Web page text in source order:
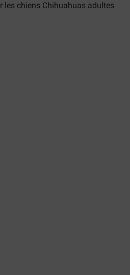
les chiens Chihuahuas adultes